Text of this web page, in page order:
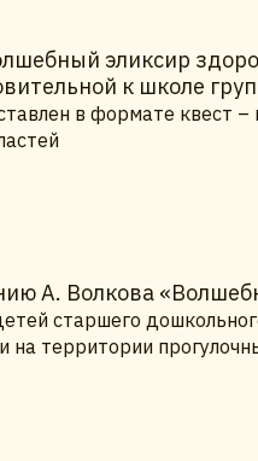
эликсир
к школе
в формате квест
А. Волкова
старшего
на территории